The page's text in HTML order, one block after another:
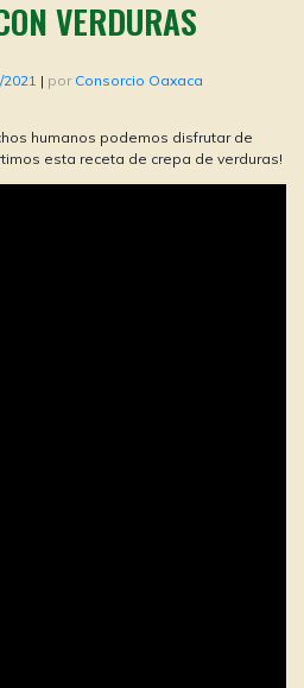
VERDURAS
2021 | por Consorcio Oaxaca
humanos podemos disfrutar de
esta receta de crepa de verduras!